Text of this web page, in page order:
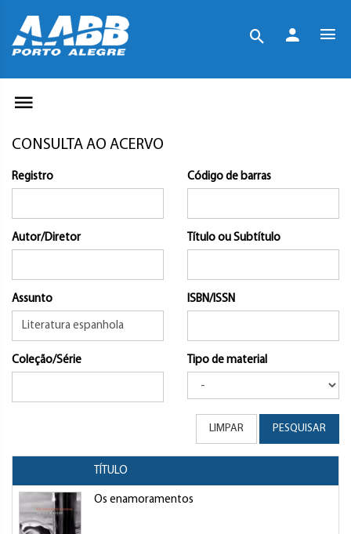
CONSULTA AO ACERVO
Registro Código de barras
Autor/Diretor Título ou Subtítulo
Assunto ISBN/ISSN
Coleção/Série Tipo de material
LIMPAR PESQUISAR
TÍTULO
Os enamoramentos